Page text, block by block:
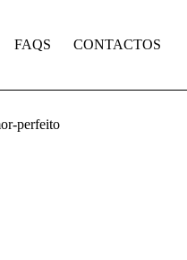
FAQS CONTACTOS
perfeito